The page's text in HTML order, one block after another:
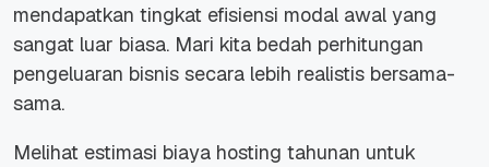
mendapatkan tingkat efisiensi modal awal yang
sangat luar biasa. Mari kita bedah perhitungan
pengeluaran bisnis secara lebih realistis bersama-
sama.
Melihat estimasi biaya hosting tahunan untuk